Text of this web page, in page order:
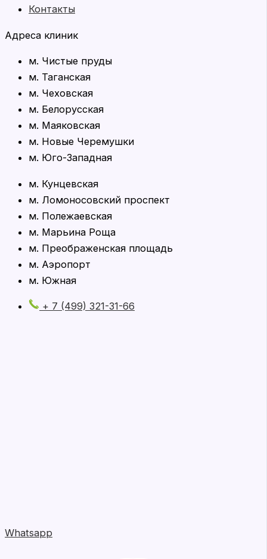
Контакты
Адреса клиник
м. Чистые пруды
м. Таганская
м. Чеховская
м. Белорусская
м. Маяковская
м. Новые Черемушки
м. Юго-Западная
м. Кунцевская
м. Ломоносовский проспект
м. Полежаевская
м. Марьина Роща
м. Преображенская площадь
м. Аэропорт
м. Южная
+ 7 (499) 321-31-66
Whatsapp